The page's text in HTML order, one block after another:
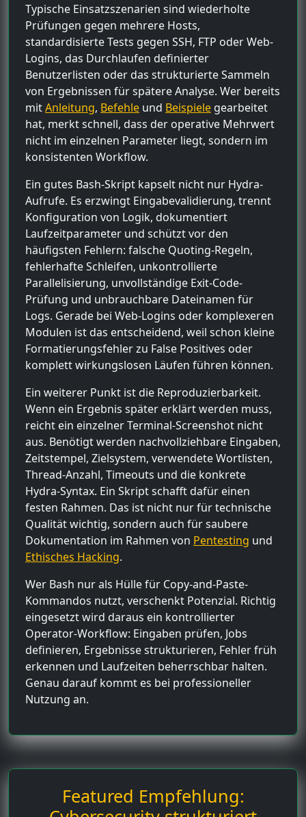
Typische Einsatzszenarien sind wiederholte
Prüfungen gegen mehrere Hosts,
standardisierte Tests gegen SSH, FTP oder Web-
Logins, das Durchlaufen definierter
Benutzerlisten oder das strukturierte Sammeln
von Ergebnissen für spätere Analyse. Wer bereits
mitAnleitung, Befehle und Beispiele gearbeitet
hat, merkt schnell, dass der operative Mehrwert
nicht im einzelnen Parameter liegt, sondern im
konsistenten Workflow.
Ein gutes Bash-Skript kapselt nicht nur Hydra-
Aufrufe. Es erzwingt Eingabevalidierung, trennt
Konfiguration von Logik, dokumentiert
Laufzeitparameter und schützt vor den
häufigsten Fehlern: falsche Quoting-Regeln,
fehlerhafte Schleifen, unkontrollierte
Parallelisierung, unvollständige Exit-Code-
Prüfung und unbrauchbare Dateinamen für
Logs. Gerade bei Web-Logins oder komplexeren
Modulen ist das entscheidend, weil schon kleine
Formatierungsfehler zu False Positives oder
komplett wirkungslosen Läufen führen können.
Ein weiterer Punkt ist die Reproduzierbarkeit.
Wenn ein Ergebnis später erklärt werden muss,
reicht ein einzelner Terminal-Screenshot nicht
aus. Benötigt werden nachvollziehbare Eingaben,
Zeitstempel, Zielsystem, verwendete Wortlisten,
Thread-Anzahl, Timeouts und die konkrete
Hydra-Syntax. Ein Skript schafft dafür einen
festen Rahmen. Das ist nicht nur für technische
Qualität wichtig, sondern auch für saubere
Dokumentation im Rahmen von Pentesting und
Ethisches Hacking.
Wer Bash nur als Hülle für Copy-and-Paste-
Kommandos nutzt, verschenkt Potenzial. Richtig
eingesetzt wird daraus ein kontrollierter
Operator-Workflow: Eingaben prüfen, Jobs
definieren, Ergebnisse strukturieren, Fehler früh
erkennen und Laufzeiten beherrschbar halten.
Genau darauf kommt es bei professioneller
Nutzung an.
Featured Empfehlung: